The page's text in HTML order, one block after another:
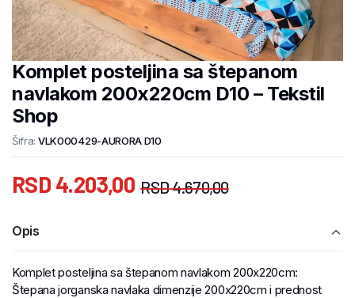
Komplet posteljina sa štepanom
navlakom 200x220cm D10 – Tekstil
Shop
Šifra: VLK000429-AURORA D10
RSD4.670,00
RSD 4.203,00
Opis
Komplet posteljina sa štepanom navlakom 200x220cm:
Štepana jorganska navlaka dimenzije 200x220cm i prednost